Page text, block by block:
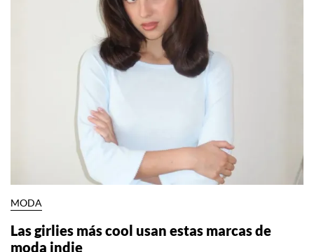
MODA
Las girlies más cool usan estas marcas de
moda indie